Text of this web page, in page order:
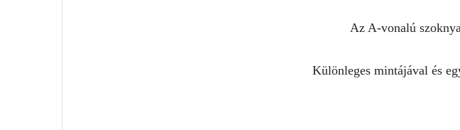
Az A-vonalú
Különleges mintájával és